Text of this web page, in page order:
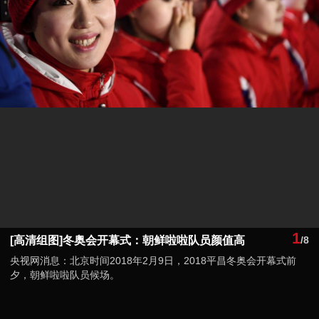
[高清组图]冬奥会开幕式：朝鲜啦啦队员颜值高 1/8
央视网消息：北京时间2018年2月9日，2018平昌冬奥会开幕式前
夕，朝鲜啦啦队员候场。